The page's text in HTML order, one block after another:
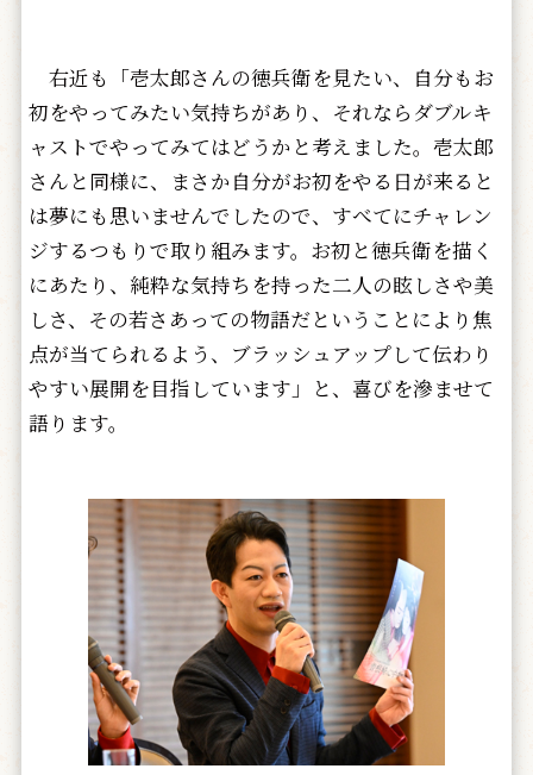
右近も「壱太郎さんの徳兵衛を見たい、自分もお
初をやってみたい気持ちがあり、それならダブルキ
ャストでやってみてはどうかと考えました。壱太郎
さんと同様に、まさか自分がお初をやる日が来ると
は夢にも思いませんでしたので、すべてにチャレン
ジするつもりで取り組みます。お初と徳兵衛を描く
にあたり、純粋な気持ちを持った二人の眩しさや美
しさ、その若さあっての物語だということにより焦
点が当てられるよう、ブラッシュアップして伝わり
やすい展開を目指しています」と、喜びを滲ませて
語ります。